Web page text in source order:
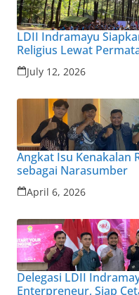
LDII Indramayu
Religius Lewat
July 12, 2026
Angkat Isu Kenakalan
sebagai Narasumber
April 6, 2026
Delegasi LDII
Enterpreneur, Siap